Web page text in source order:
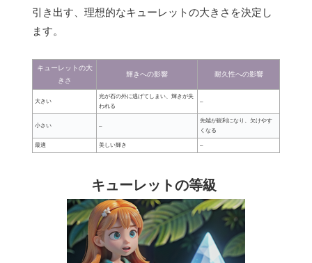
引き出す、理想的なキューレットの大きさを決定し
ます。
キューレットの大
きさ
輝きへの影響 耐久性への影響
大きい
光が石の外に逃げてしまい、輝きが失
われる
–
小さい –
先端が鋭利になり、欠けやす
くなる
最適 美しい輝き –
キューレットの等級